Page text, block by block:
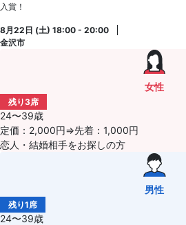
入賞！
8月22日 (土) 18:00 - 20:00
金沢市
女性
残り3席
24〜39歳
定価：2,000円⇒先着：1,000円
恋人・結婚相手をお探しの方
男性
残り1席
24〜39歳